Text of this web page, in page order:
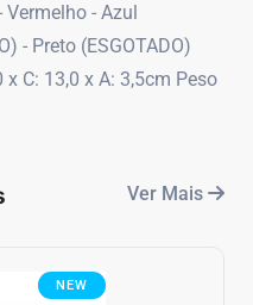
- Azul
- Preto (ESGOTADO)
C: 13,0 x A: 3,5cm Peso
Ver Mais
NEW